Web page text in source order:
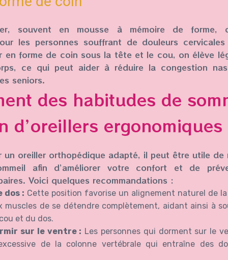
souvent en mousse à mémoire de forme,
les personnes souffrant de douleurs
en forme de coin sous la tête et le cou, on élève
ce qui peut aider à réduire la congestion
seniors.
des habitudes de
d’oreillers ergonomiques
un oreiller orthopédique adapté, il peut être utile de
afin d’améliorer votre confort et de
Voici quelques recommandations :
dos : Cette position favorise un alignement naturel de
muscles de se détendre complètement, aidant ainsi à
et du dos.
sur le ventre : Les personnes qui dorment sur le
de la colonne vertébrale qui entraîne des